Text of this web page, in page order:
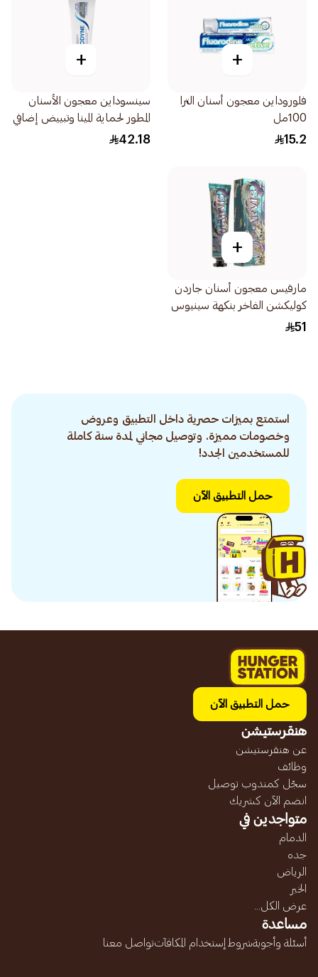
+
فلوروداين معجون أسنان الترا
100مل
15.2
+
سينسوداين معجون الأسنان
المطور لحماية المينا وتبييض إضافي
ناصع 75مل
42.18
+
مارفيس معجون أسنان جاردن
كوليكشن الفاخر بنكهة سينيوس
ليلي المميزة 75مل
51
استمتع بميزات حصرية داخل التطبيق وعروض
وخصومات مميزة. وتوصيل مجاني لمدة سنة كاملة
للمستخدمين الجدد!
حمل التطبيق الآن
حمل التطبيق الآن
هنقرستيشن
عن هنقرستيشن
وظائف
سجّل كمندوب توصيل
انضم الآن كشريك
متواجدين في
الدمام
جده
الرياض
الخبر
عرض الكل...
مساعدة
أسئلة وأجوبةشروط إستخدام المكافآتتواصل معنا